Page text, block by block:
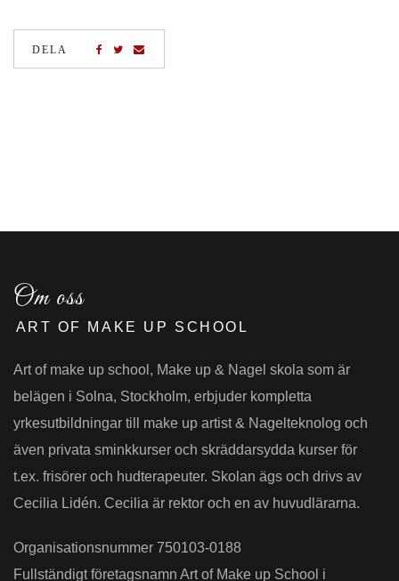
DELA
Om oss
ART OF MAKE UP SCHOOL
Art of make up school, Make up & Nagel skola som är
belägen i Solna, Stockholm, erbjuder kompletta
yrkesutbildningar till make up artist & Nagelteknolog och
även privata sminkkurser och skräddarsydda kurser för
t.ex. frisörer och hudterapeuter. Skolan ägs och drivs av
Cecilia Lidén. Cecilia är rektor och en av huvudlärarna.
Organisationsnummer 750103-0188
Fullständigt företagsnamn Art of Make up School i